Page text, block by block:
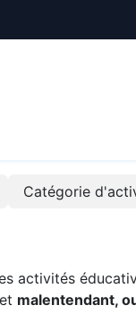
Catégorie
activités
malentendant,